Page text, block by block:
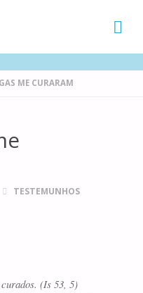
ME CURARAM
TESTEMUNHOS
curados. (Is 53, 5)